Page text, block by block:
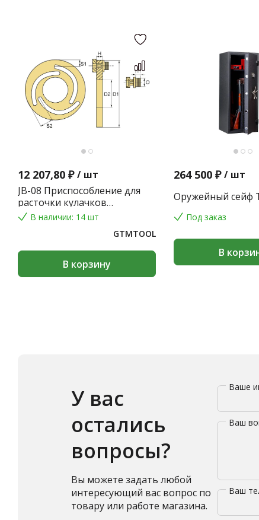
12 207,80 ₽ / шт
JB-08 Приспособление для
расточки кулачков
токарного патрона
В наличии: 14 шт
GTMTOOL
В корзину
264 500 ₽ / шт
Оружейный сейф
Под заказ
В
У вас
остались
вопросы?
Вы можете задать любой
интересующий вас вопрос по
товару или работе магазина.
Ваше
Ваш
Ваш